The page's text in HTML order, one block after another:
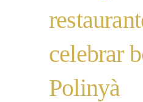
celebrar
Polinyà